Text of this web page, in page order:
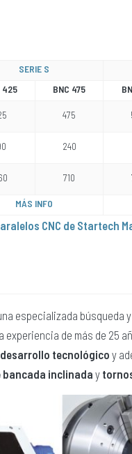
SERIE S
425
BNC 475
475
240
710
MÁS INFO
CNC de Startech
especializada
experiencia de más de 25
desarrollo tecnológico y
bancada inclinada y